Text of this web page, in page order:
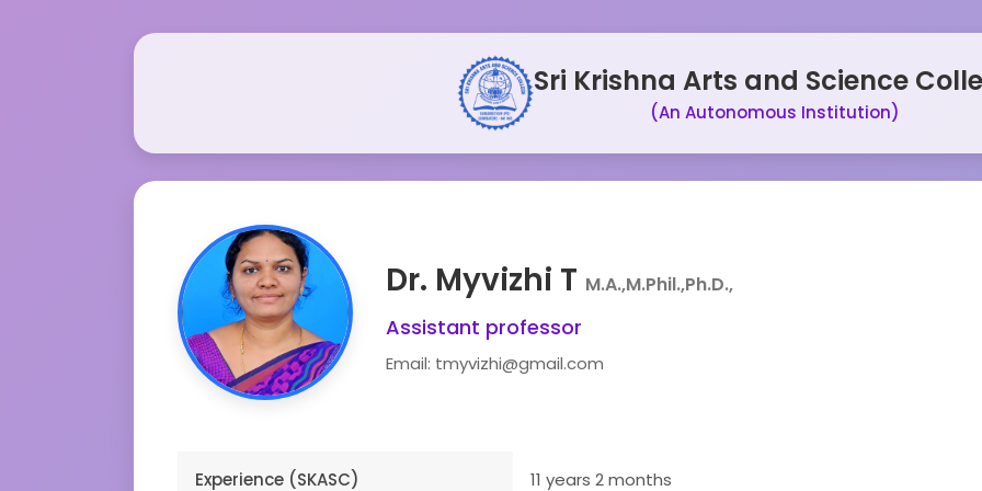
Sri Krishna Arts and Science
(An Autonomous Institution)
Dr. Myvizhi T M.A.,M.Phil.,Ph.D.,
Assistant professor
Email: tmyvizhi@gmail.com
Experience (SKASC) 11 years 2 months